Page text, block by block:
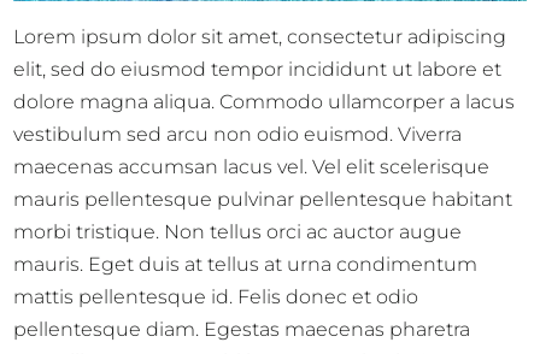
Lorem ipsum dolor sit amet, consectetur adipiscing
elit, sed do eiusmod tempor incididunt ut labore et
dolore magna aliqua. Commodo ullamcorper a lacus
vestibulum sed arcu non odio euismod. Viverra
maecenas accumsan lacus vel. Vel elit scelerisque
mauris pellentesque pulvinar pellentesque habitant
morbi tristique. Non tellus orci ac auctor augue
mauris. Eget duis at tellus at urna condimentum
mattis pellentesque id. Felis donec et odio
pellentesque diam. Egestas maecenas pharetra